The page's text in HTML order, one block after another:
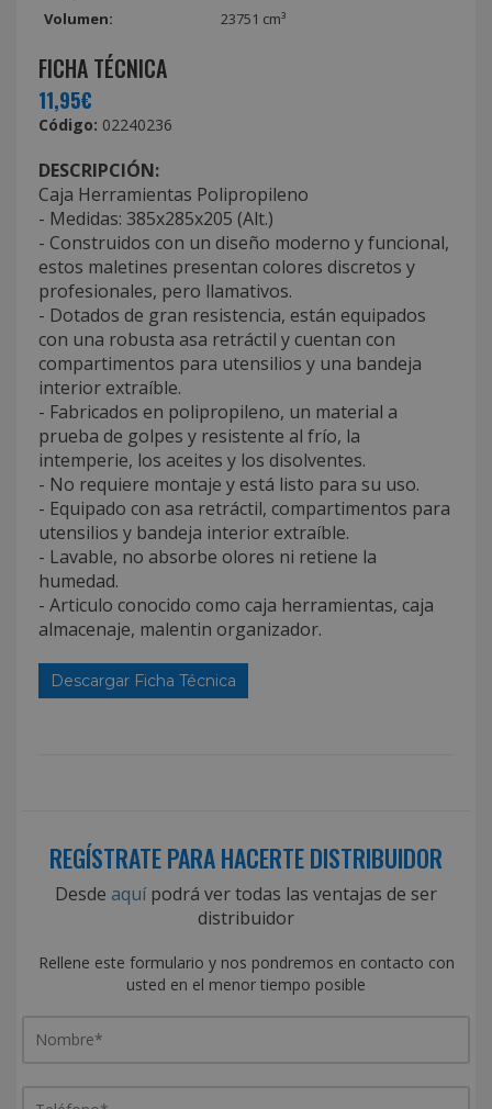
Volumen:
23751 cm³
FICHA TÉCNICA
11,95€
Código: 02240236
DESCRIPCIÓN:
Caja Herramientas Polipropileno
- Medidas: 385x285x205 (Alt.)
- Construidos con un diseño moderno y funcional,
estos maletines presentan colores discretos y
profesionales, pero llamativos.
- Dotados de gran resistencia, están equipados
con una robusta asa retráctil y cuentan con
compartimentos para utensilios y una bandeja
interior extraíble.
- Fabricados en polipropileno, un material a
prueba de golpes y resistente al frío, la
intemperie, los aceites y los disolventes.
- No requiere montaje y está listo para su uso.
- Equipado con asa retráctil, compartimentos para
utensilios y bandeja interior extraíble.
- Lavable, no absorbe olores ni retiene la
humedad.
- Articulo conocido como caja herramientas, caja
almacenaje, malentin organizador.
Descargar Ficha Técnica
REGÍSTRATE PARA HACERTE DISTRIBUIDOR
Desde aquípodrá ver todas las ventajas de ser
distribuidor
Rellene este formulario y nos pondremos en contacto con
usted en el menor tiempo posible